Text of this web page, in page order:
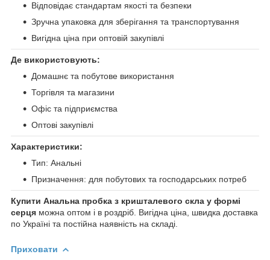
Відповідає стандартам якості та безпеки
Зручна упаковка для зберігання та транспортування
Вигідна ціна при оптовій закупівлі
Де використовують:
Домашнє та побутове використання
Торгівля та магазини
Офіс та підприємства
Оптові закупівлі
Характеристики:
Тип: Анальні
Призначення: для побутових та господарських потреб
Купити Анальна пробка з кришталевого скла у формі
серця можна оптом і в роздріб. Вигідна ціна, швидка доставка
по Україні та постійна наявність на складі.
Приховати